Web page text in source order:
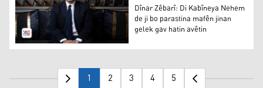
Dînar Zêbarî: Di Kabîneya Nehem de ji bo parastina
Dînar Zêbarî: Di Kabîneya Nehem
de ji bo parastina mafên jinan
gelek gav hatin avêtin
1 2 3 4 5